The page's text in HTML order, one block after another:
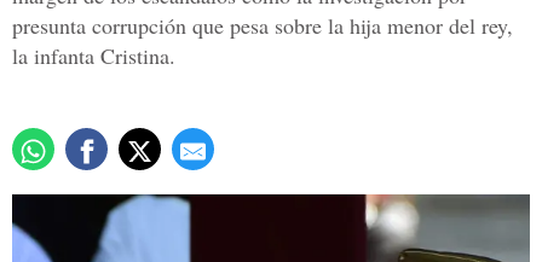
presunta corrupción que pesa sobre la hija menor del rey,
la infanta Cristina.